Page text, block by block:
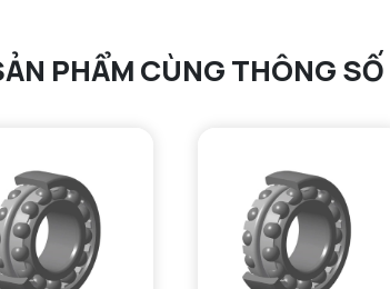
ĐŨA TRỤ NTN
KIM NTN
CHẶN TRỤC NTN
PHẨM CÙNG THÔNG SỐ